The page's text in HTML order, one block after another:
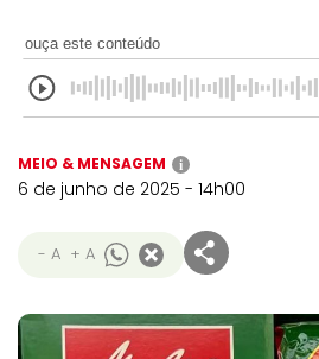
ouça este conteúdo
MEIO & MENSAGEM i
6 de junho de 2025 - 14h00
- A + A